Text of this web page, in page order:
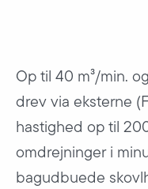
Op til 40 m³/min.
drev via eksterne
hastighed op til
omdrejninger i
bagudbuede